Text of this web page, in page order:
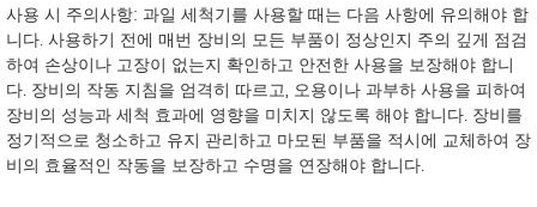
사용 시 주의사항: 과일 세척기를 사용할 때는 다음 사항에 유의해야 합
니다. 사용하기 전에 매번 장비의 모든 부품이 정상인지 주의 깊게 점검
하여 손상이나 고장이 없는지 확인하고 안전한 사용을 보장해야 합니
다. 장비의 작동 지침을 엄격히 따르고, 오용이나 과부하 사용을 피하여
장비의 성능과 세척 효과에 영향을 미치지 않도록 해야 합니다. 장비를
정기적으로 청소하고 유지 관리하고 마모된 부품을 적시에 교체하여 장
비의 효율적인 작동을 보장하고 수명을 연장해야 합니다.